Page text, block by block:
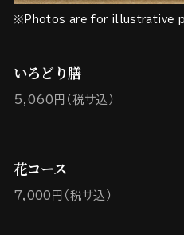
※Photos are for illustrative
いろどり膳
5,060円（税サ込）
花コース
7,000円（税サ込）